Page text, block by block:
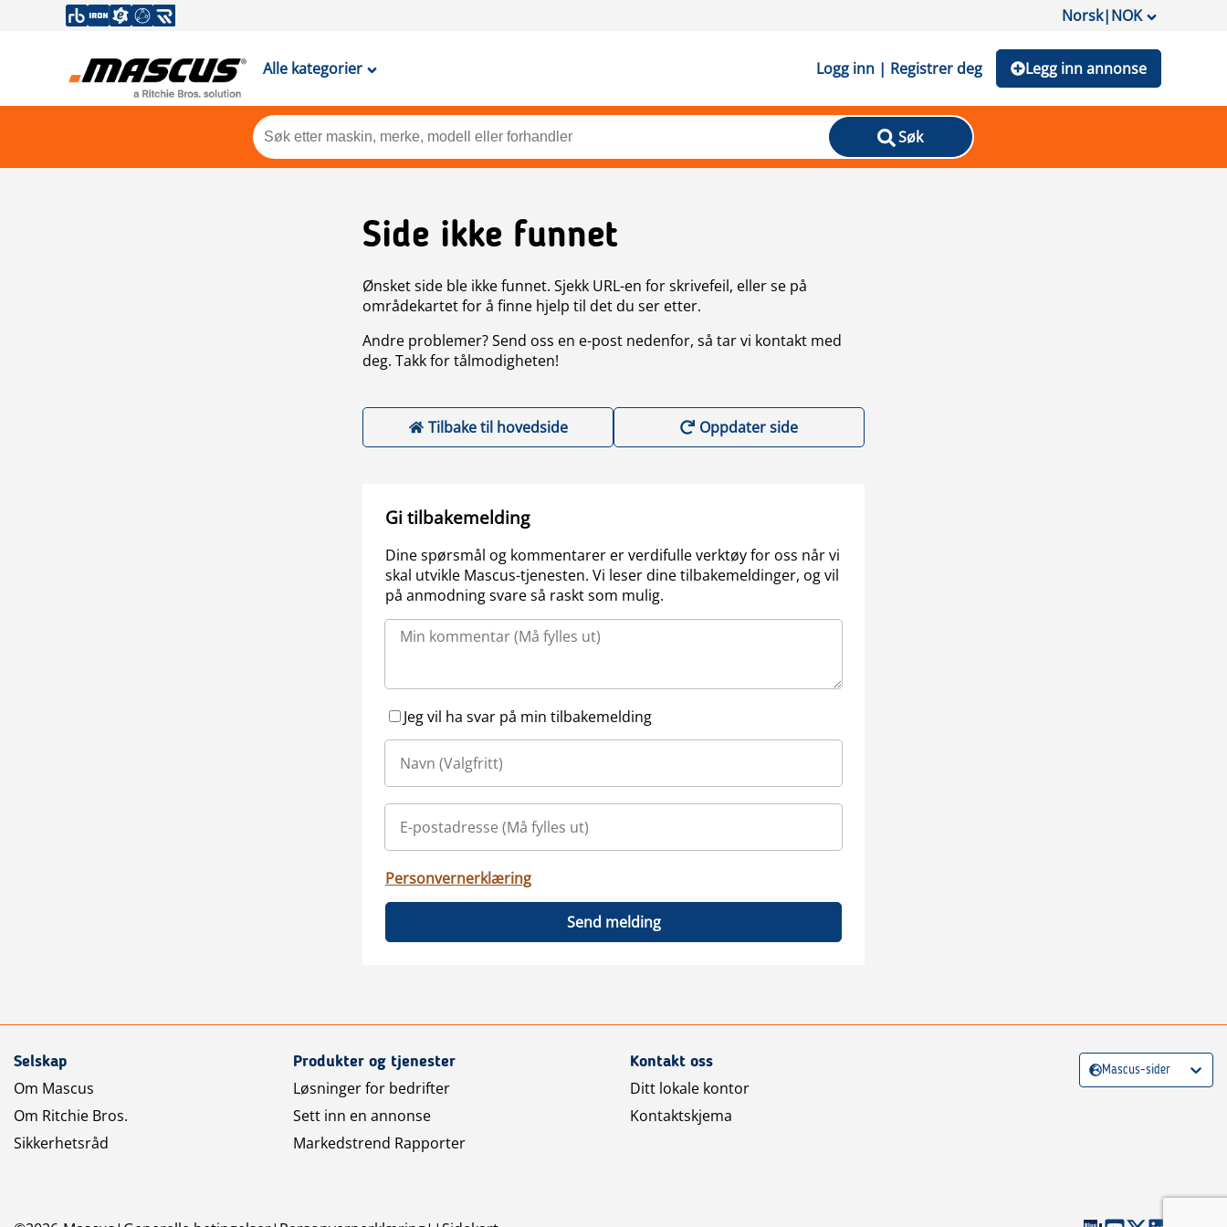
Norsk|NOK
Alle kategorier Logg inn | Registrer deg Legg inn annonse
Søk
Side ikke funnet
Ønsket side ble ikke funnet. Sjekk URL-en for skrivefeil, eller se på
områdekartet for å finne hjelp til det du ser etter.
Andre problemer? Send oss en e-post nedenfor, så tar vi kontakt med
deg. Takk for tålmodigheten!
Tilbake til hovedside Oppdater side
Gi tilbakemelding
Dine spørsmål og kommentarer er verdifulle verktøy for oss når vi
skal utvikle Mascus-tjenesten. Vi leser dine tilbakemeldinger, og vil
på anmodning svare så raskt som mulig.
Jeg vil ha svar på min tilbakemelding
Personvernerklæring
Send melding
Selskap
Om Mascus
Om Ritchie Bros.
Sikkerhetsråd
Produkter og tjenester
Løsninger for bedrifter
Sett inn en annonse
Markedstrend Rapporter
Kontakt oss
Ditt lokale kontor
Kontaktskjema
Mascus-sider